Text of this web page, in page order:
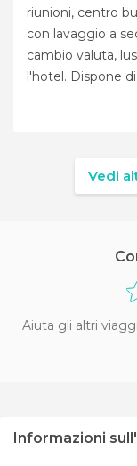
riunioni, centro
con lavaggio a
cambio valuta,
l'hotel. Dispone
Vedi
Aiuta gli altri
Informazioni